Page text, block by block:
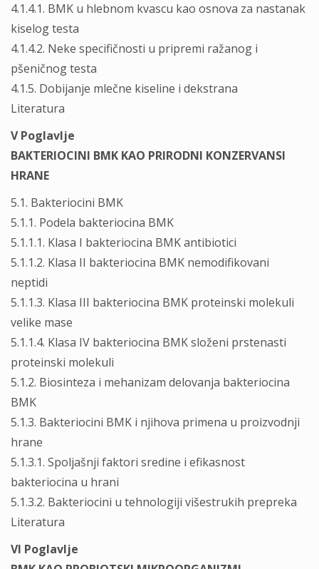
4.1.4.1. BMK u hlebnom kvascu kao osnova za nastanak
kiselog testa
4.1.4.2. Neke specifičnosti u pripremi ražanog i
pšeničnog testa
4.1.5. Dobijanje mlečne kiseline i dekstrana
Literatura
V Poglavlje
BAKTERIOCINI BMK KAO PRIRODNI KONZERVANSI
HRANE
5.1. Bakteriocini BMK
5.1.1. Podela bakteriocina BMK
5.1.1.1. Klasa I bakteriocina BMK antibiotici
5.1.1.2. Klasa II bakteriocina BMK nemodifikovani
neptidi
5.1.1.3. Klasa III bakteriocina BMK proteinski molekuli
velike mase
5.1.1.4. Klasa IV bakteriocina BMK složeni prstenasti
proteinski molekuli
5.1.2. Biosinteza i mehanizam delovanja bakteriocina
BMK
5.1.3. Bakteriocini BMK i njihova primena u proizvodnji
hrane
5.1.3.1. Spoljašnji faktori sredine i efikasnost
bakteriocina u hrani
5.1.3.2. Bakteriocini u tehnologiji višestrukih prepreka
Literatura
VI Poglavlje